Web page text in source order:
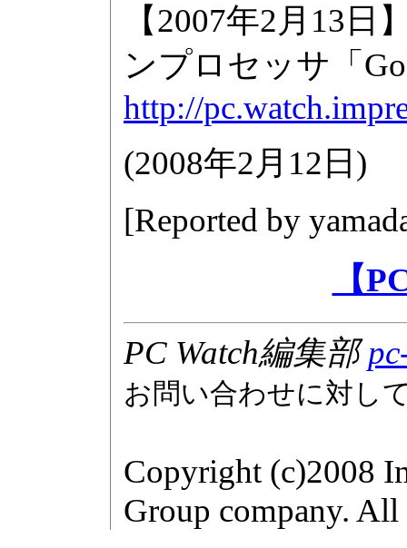
【2007年2月13
ンプロセッサ「
http://
(2008年2月12日 )
[Reported by
【
PC Watch編集部
お問い合わせに対し
Copyright (c)2008
Group company. All